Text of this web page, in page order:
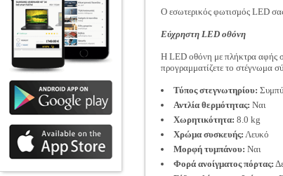
Ο εσωτερικός φωτισμός LED
Εύχρηστη LED οθόνη
Η LED οθόνη με πλήκτρα αφής
προγραμματίζετε το στέγνωμα
Τύπος στεγνωτηρίου:
Αντλία θερμότητας: Ναι
Χωρητικότητα: 8.0 kg
Χρώμα συσκευής: Λευκό
Μορφή τυμπάνου: Ναι
Φορά ανοίγματος πόρτας: